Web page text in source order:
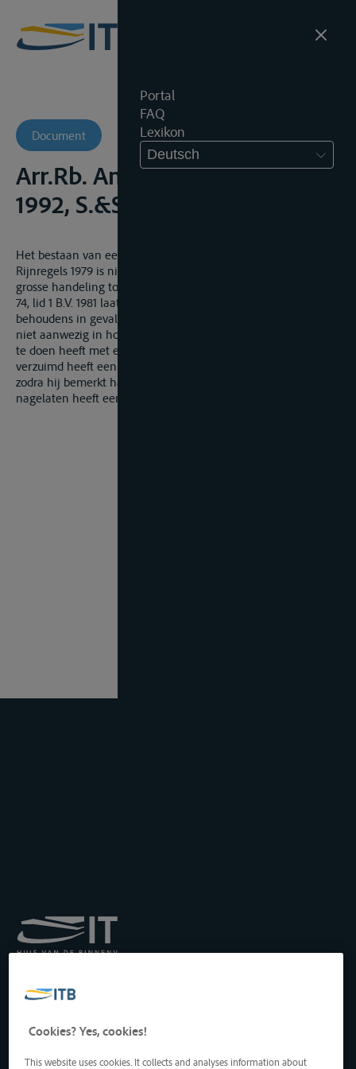
Portal
FAQ
Lexikon
Deutsch
Document
Arr.Rb. Amsterdam, 1 april
1992, S.&S., 1994, nr. 70
Het bestaan van een averij grosse situatie in de zin van de
Rijnregels 1979 is niet afhankelijk van de vraag of de averij
grosse handeling tot een gunstig resultaat heeft geleid. Art.
74, lid 1 B.V. 1981 laat toe de aansprakelijkheid te beperken,
behoudens in geval van opzet of grove schuld. Deze laatste is
niet aanwezig in hoofde van een schipper die, wanneer men
te doen heeft met een plotseling opkomende gevaarsituatie,
verzuimd heeft een uitkijk op de voorsteven te posteren van
zodra hij bemerkt had dat plotseling mist opkam, alsook
nagelaten heeft een oproep per marifoon te beantwoorden.
Transport auf der
Drukpersstraat 19
1000 Brüssel, Belgien
Tel: +32 2 217 09 67
Cookies? Yes, cookies!
This website uses cookies. It collects and analyses information about